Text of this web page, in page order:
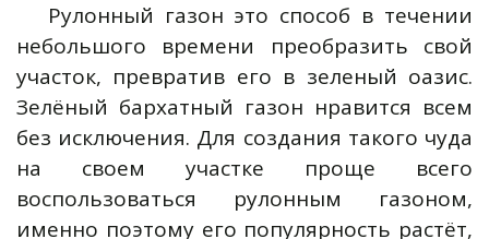
Рулонный газон это способ в течении
небольшого времени преобразить свой
участок, превратив его в зеленый оазис.
Зелёный бархатный газон нравится всем
без исключения. Для создания такого чуда
на своем участке проще всего
воспользоваться рулонным газоном,
именно поэтому его популярность растёт,